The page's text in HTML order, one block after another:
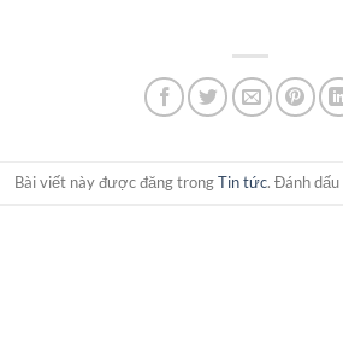
Bài viết này được đăng trongTin tức. Đánh dấu